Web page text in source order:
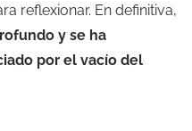
reflexionar. En definitiva,
y se ha
por el vacío del